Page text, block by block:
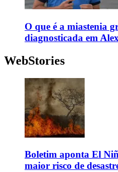
O que é a miastenia
diagnosticada em
WebStories
Boletim aponta El
maior risco de